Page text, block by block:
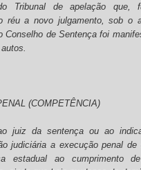
Tribunal de apelação que,
réu a novo julgamento, sob o
Conselho de Sentença foi
(COMPETÊNCIA)
juiz da sentença ou ao
judiciária a execução penal de
estadual ao cumprimento